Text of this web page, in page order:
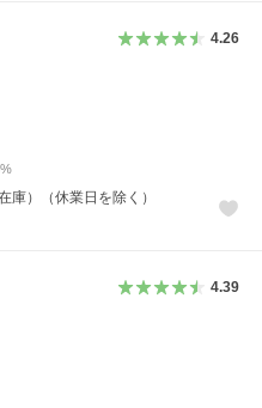
4.26
%
庫）（休業日を除く）
4.39